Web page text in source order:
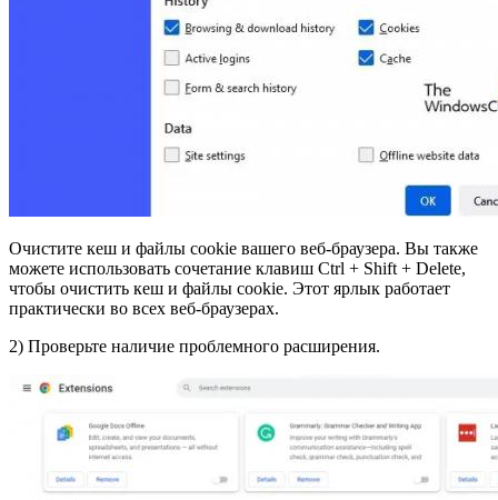
Очистите кеш и файлы cookie вашего веб-браузера. Вы также
можете использовать сочетание клавиш Ctrl + Shift + Delete,
чтобы очистить кеш и файлы cookie. Этот ярлык работает
практически во всех веб-браузерах.
2) Проверьте наличие проблемного расширения.